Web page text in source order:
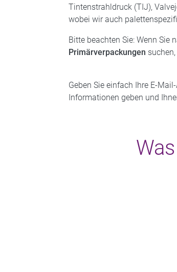
Tintenstrahldruck (TIJ),
wobei wir auch
Bitte beachten Sie: Wenn Sie
Primärverpackungen suchen,
Geben Sie einfach Ihre E-
Informationen geben und